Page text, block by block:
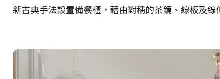
新古典手法設置備餐櫃，藉由對稱的茶鏡、線板及